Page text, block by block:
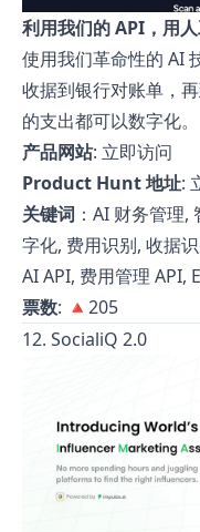
利用我们的 API，用
使用我们革命性的 AI
收据到银行对账单，
的支出都可以数字化。
产品网站: 立即访问
Product Hunt 地址:
关键词 ：AI 财务管理
字化, 费用识别, 收据
AI API, 费用管理 API,
票数: 🔺205
12. SocialiQ 2.0